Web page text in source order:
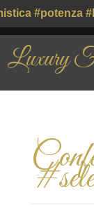
#potenza
Luxury